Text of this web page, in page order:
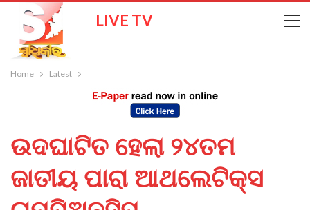
LIVE TV
Home Latest
ଉଦଘାଟିତ ହେଲା ୨୪ତମ
ଜାତୀୟ ପାରା ଆଥଲେଟିକ୍ସ